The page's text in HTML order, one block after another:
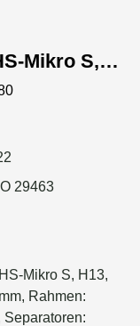
Mikro S,
Kl. H13,
29463
Mikro S, H13,
Rahmen:
Separatoren: